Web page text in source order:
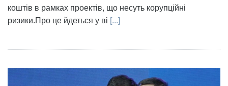
коштів в рамках проектів, що несуть корупційні
ризики.Про це йдеться у ві [...]